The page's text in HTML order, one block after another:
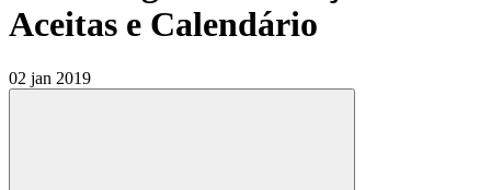
Aceitas e Calendário
02 jan 2019